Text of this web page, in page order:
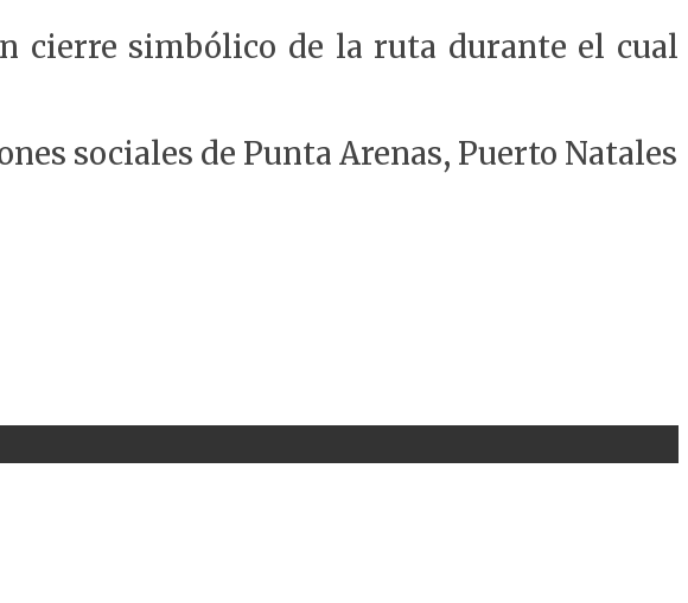
cierre simbólico de la ruta durante el cual
sociales de Punta Arenas, Puerto Natales